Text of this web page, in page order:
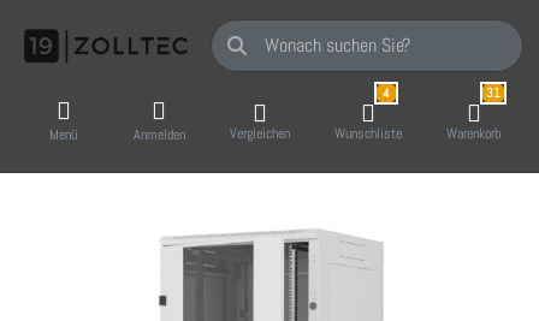
Geben Sie einen Suchbegriff ein. Während
Menü Anmelden Vergleichen
4
Wunschliste
31
Warenkorb